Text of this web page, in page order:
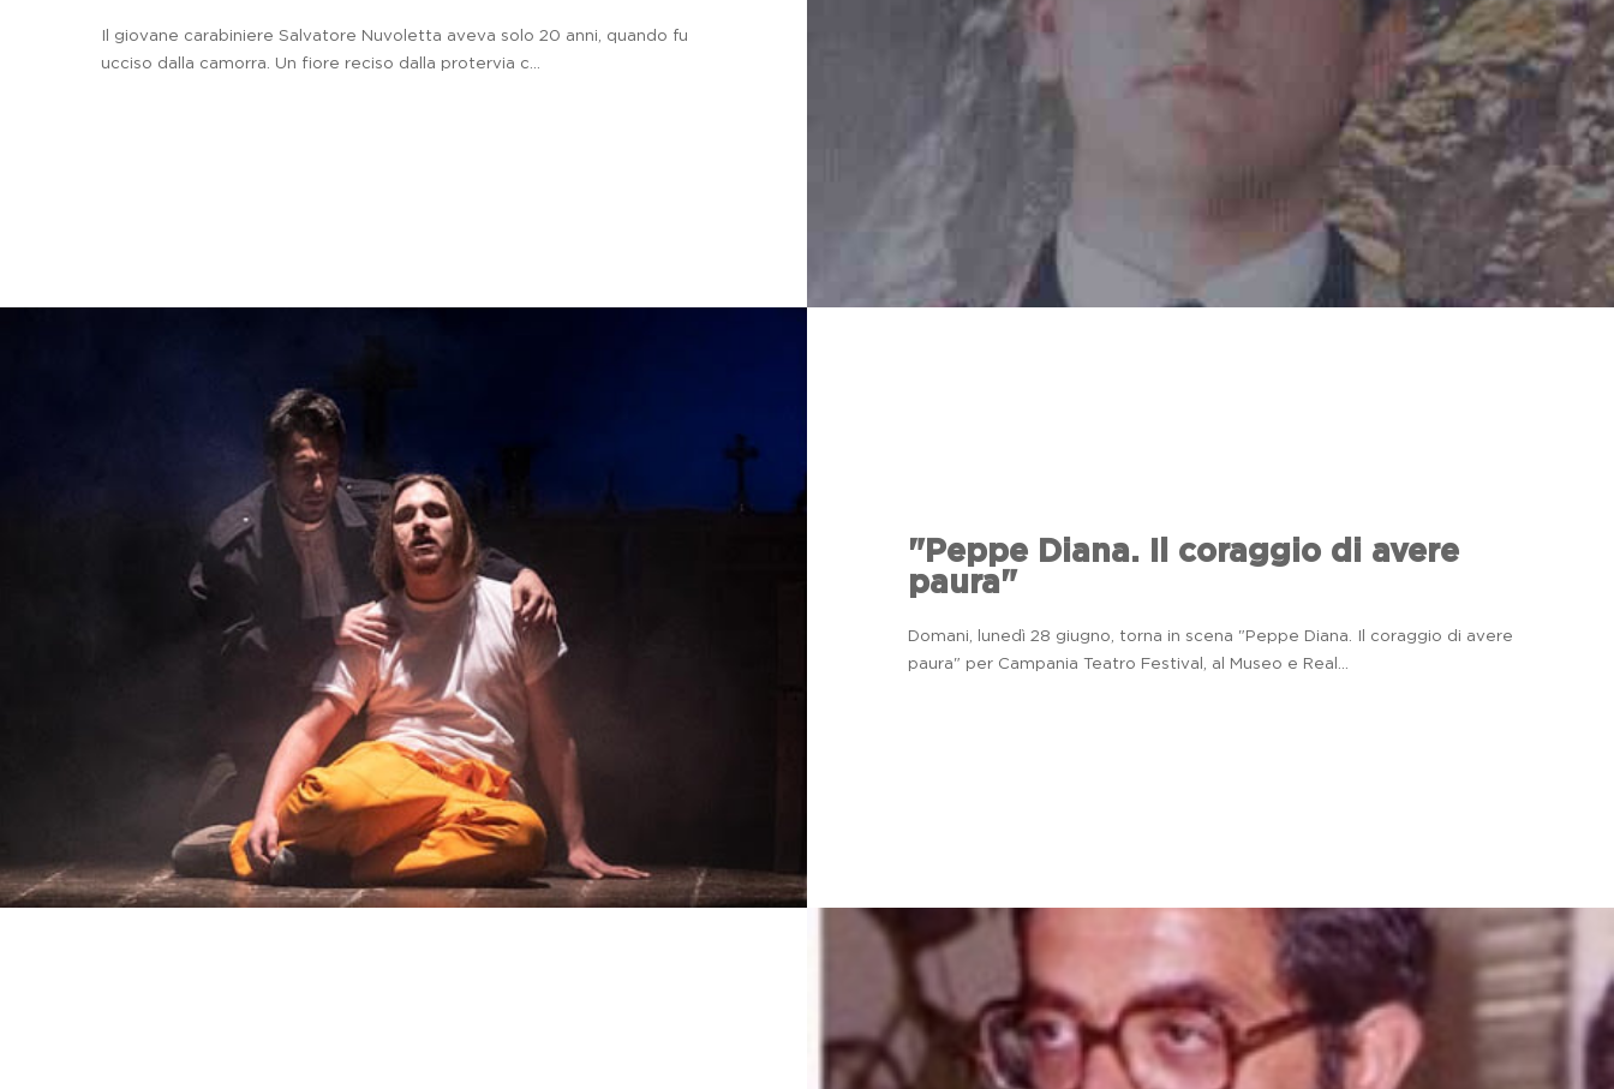
Il giovane carabiniere Salvatore Nuvoletta aveva solo 20 anni, quando fu
ucciso dalla camorra. Un fiore reciso dalla protervia c...
"Peppe Diana. Il coraggio di avere
paura"
Domani, lunedì 28 giugno, torna in scena "Peppe Diana. Il coraggio di avere
paura" per Campania Teatro Festival, al Museo e Real...